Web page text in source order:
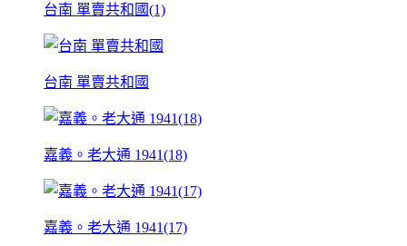
台南 單賣共和國(1)
台南 單賣共和國
嘉義。老大通 1941(18)
嘉義。老大通 1941(17)